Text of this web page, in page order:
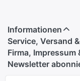
Informationen
Service, Versand
Firma, Impressum
Newsletter